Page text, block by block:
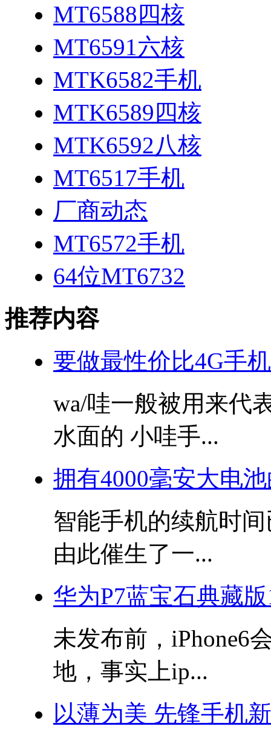
MT6588四核
MT6591六核
MTK6582手机
MTK6589四核
MTK6592八核
MT6517手机
厂商动态
MT6572手机
64位MT6732
推荐内容
要做最性价比4G手
wa/哇一般被用来代
水面的 小哇手...
拥有4000毫安大电
智能手机的续航时
由此催生了一...
华为P7蓝宝石典藏
未发布前，iPhone6
地，事实上ip...
以薄为美 先锋手机